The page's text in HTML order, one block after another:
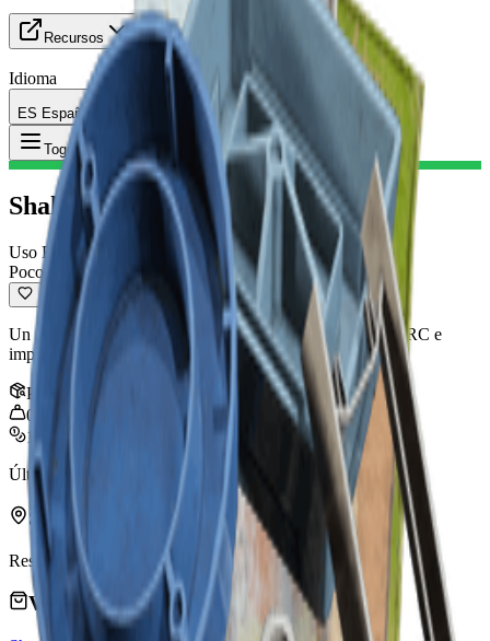
Recursos
Idioma
ES Español
Toggle Menu Objeto:Shaker
Shaker
Uso Rápido
Poco Común
Un instrumento rítmico usado para atraer la atención de ARC e
impresionar a otros Raiders.
Pila
0.2
1,000
Última actualización
May 30, 2026
Se puede encontrar en
Residencial
Vendido por comerciantes